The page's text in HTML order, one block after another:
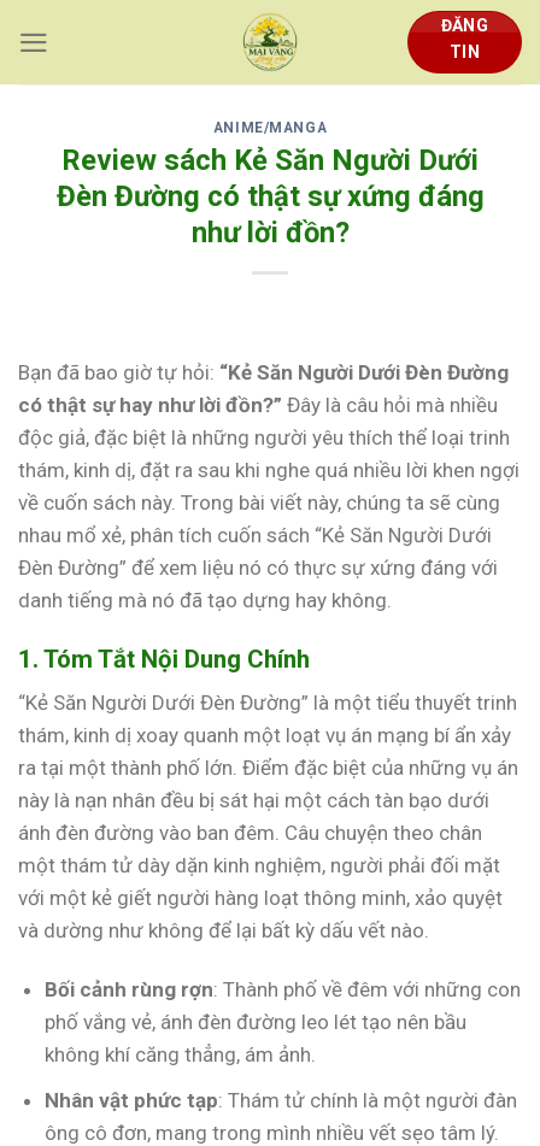
content
ĐĂNG
TIN
ANIME/MANGA
Review sách Kẻ Săn Người Dưới
Đèn Đường có thật sự xứng đáng
như lời đồn?
Bạn đã bao giờ tự hỏi: “Kẻ Săn Người Dưới Đèn Đường
có thật sự hay như lời đồn?” Đây là câu hỏi mà nhiều
độc giả, đặc biệt là những người yêu thích thể loại trinh
thám, kinh dị, đặt ra sau khi nghe quá nhiều lời khen ngợi
về cuốn sách này. Trong bài viết này, chúng ta sẽ cùng
nhau mổ xẻ, phân tích cuốn sách “Kẻ Săn Người Dưới
Đèn Đường” để xem liệu nó có thực sự xứng đáng với
danh tiếng mà nó đã tạo dựng hay không.
1. Tóm Tắt Nội Dung Chính
“Kẻ Săn Người Dưới Đèn Đường” là một tiểu thuyết trinh
thám, kinh dị xoay quanh một loạt vụ án mạng bí ẩn xảy
ra tại một thành phố lớn. Điểm đặc biệt của những vụ án
này là nạn nhân đều bị sát hại một cách tàn bạo dưới
ánh đèn đường vào ban đêm. Câu chuyện theo chân
một thám tử dày dặn kinh nghiệm, người phải đối mặt
với một kẻ giết người hàng loạt thông minh, xảo quyệt
và dường như không để lại bất kỳ dấu vết nào.
Bối cảnh rùng rợn: Thành phố về đêm với những con
phố vắng vẻ, ánh đèn đường leo lét tạo nên bầu
không khí căng thẳng, ám ảnh.
Nhân vật phức tạp: Thám tử chính là một người đàn
ông cô đơn, mang trong mình nhiều vết sẹo tâm lý.